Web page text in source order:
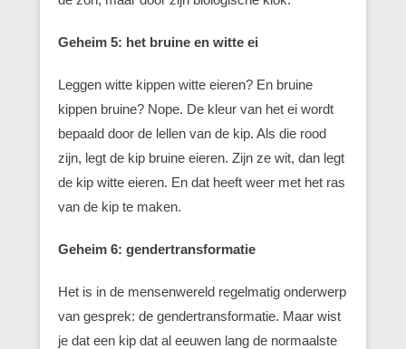
Geheim 5: het bruine en witte ei
Leggen witte kippen witte eieren? En bruine
kippen bruine? Nope. De kleur van het ei wordt
bepaald door de lellen van de kip. Als die rood
zijn, legt de kip bruine eieren. Zijn ze wit, dan legt
de kip witte eieren. En dat heeft weer met het ras
van de kip te maken.
Geheim 6: gendertransformatie
Het is in de mensenwereld regelmatig onderwerp
van gesprek: de gendertransformatie. Maar wist
je dat een kip dat al eeuwen lang de normaalste